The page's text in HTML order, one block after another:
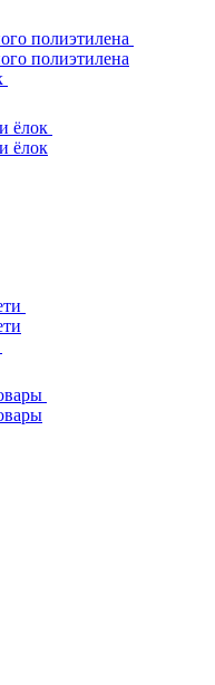
полиэтилена
полиэтилена
ёлок
ёлок